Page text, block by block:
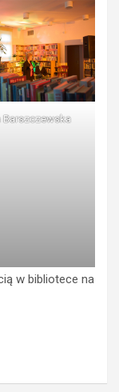
Barszczewska
w bibliotece na